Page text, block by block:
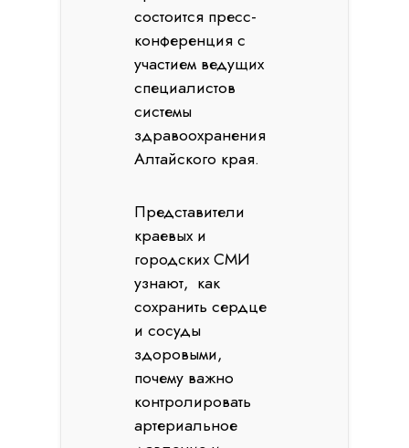
состоится пресс-
конференция с
участием ведущих
специалистов
системы
здравоохранения
Алтайского края.
Представители
краевых и
городских СМИ
узнают, как
сохранить сердце
и сосуды
здоровыми,
почему важно
контролировать
артериальное